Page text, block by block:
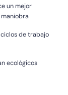
un mejor
de trabajo
ecológicos